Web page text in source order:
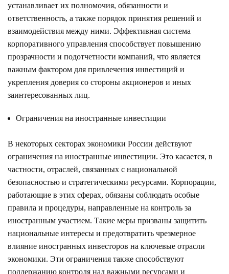
устанавливает их полномочия, обязанности и
ответственность, а также порядок принятия решений и
взаимодействия между ними. Эффективная система
корпоративного управления способствует повышению
прозрачности и подотчетности компаний, что является
важным фактором для привлечения инвестиций и
укрепления доверия со стороны акционеров и иных
заинтересованных лиц.
Ограничения на иностранные инвестиции
В некоторых секторах экономики России действуют
ограничения на иностранные инвестиции. Это касается, в
частности, отраслей, связанных с национальной
безопасностью и стратегическими ресурсами. Корпорации,
работающие в этих сферах, обязаны соблюдать особые
правила и процедуры, направленные на контроль за
иностранным участием. Такие меры призваны защитить
национальные интересы и предотвратить чрезмерное
влияние иностранных инвесторов на ключевые отрасли
экономики. Эти ограничения также способствуют
поддержанию контроля над важными ресурсами и